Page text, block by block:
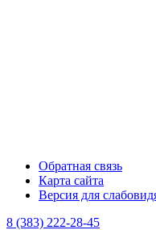
Обратная связь
Карта сайта
Версия для
8 (383) 222-28-45